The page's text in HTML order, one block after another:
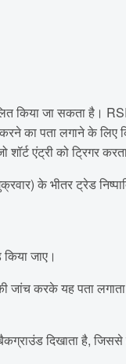
किया जा सकता है।
का पता लगाने के लिए
एंट्री को ट्रिगर
के भीतर ट्रेड
जाए।
जांच करके यह पता
दिखाता है,